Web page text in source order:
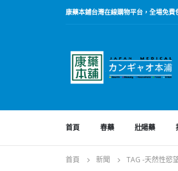
康藥本鋪台灣在線購物平台，全場免費
首頁 春藥 壯陽藥
首頁 新聞 TAG -天然性慾